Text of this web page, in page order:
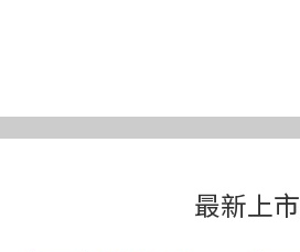
男裝專區
最新上市